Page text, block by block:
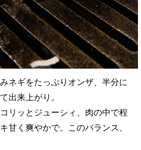
ネギをたっぷりオンザ、半分に
出来上がり。
リッとジューシィ、肉の中で程
甘く爽やかで。このバランス、